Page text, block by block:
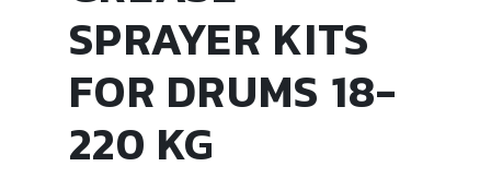
SPRAYER KITS
FOR DRUMS 18-
220 KG